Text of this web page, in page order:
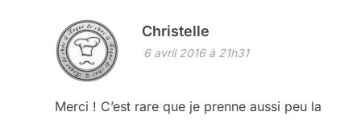
Christelle
6 avril 2016 à 21h31
Merci ! C’est rare que je prenne aussi peu la